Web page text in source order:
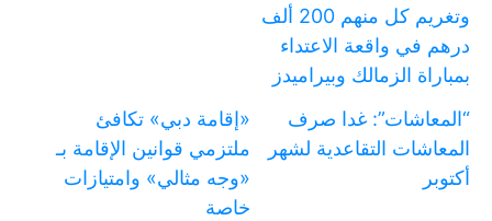
وتغريم كل منهم 200 ألف
درهم في واقعة الاعتداء
بمباراة الزمالك وبيراميدز
“المعاشات”: غدا صرف
المعاشات التقاعدية لشهر
أكتوبر
«إقامة دبي» تكافئ
ملتزمي قوانين الإقامة بـ
«وجه مثالي» وامتيازات
خاصة